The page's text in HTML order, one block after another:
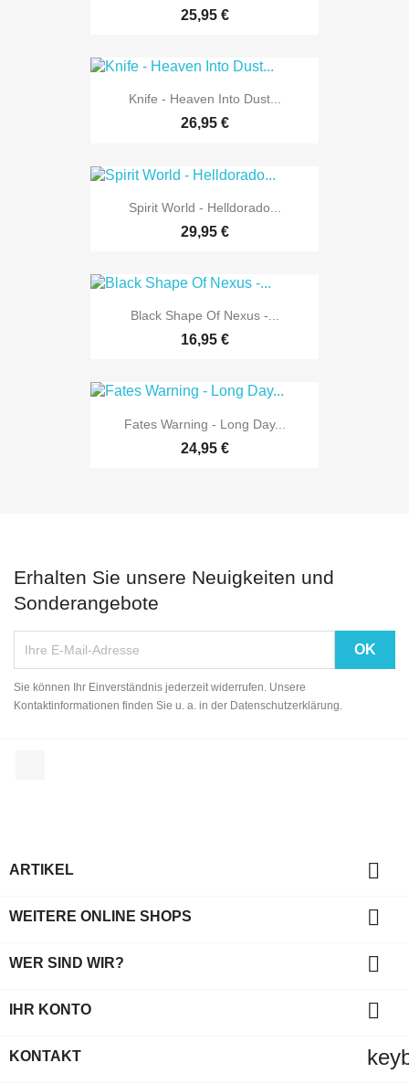
25,95 €
Knife - Heaven Into Dust...
26,95 €
Spirit World - Helldorado...
29,95 €
Black Shape Of Nexus -...
16,95 €
Fates Warning - Long Day...
24,95 €
Erhalten Sie unsere Neuigkeiten und
Sonderangebote
Sie können Ihr Einverständnis jederzeit widerrufen. Unsere
Kontaktinformationen finden Sie u. a. in der Datenschutzerklärung.
ARTIKEL 
WEITERE ONLINE SHOPS 
WER SIND WIR? 
IHR KONTO 
KONTAKT